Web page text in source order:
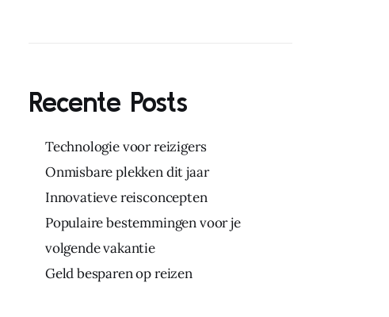
Recente Posts
Technologie voor reizigers
Onmisbare plekken dit jaar
Innovatieve reisconcepten
Populaire bestemmingen voor je
volgende vakantie
Geld besparen op reizen